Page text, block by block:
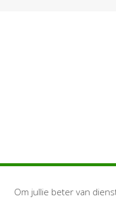
Om jullie beter van